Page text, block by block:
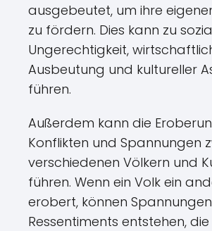
ausgebeutet, um ihre
zu fördern. Dies kann zu
Ungerechtigkeit,
Ausbeutung und kultureller
führen.
Außerdem kann die
Konflikten und Spannungen
verschiedenen Völkern und
führen. Wenn ein Volk ein
erobert, können
Ressentiments entstehen, die